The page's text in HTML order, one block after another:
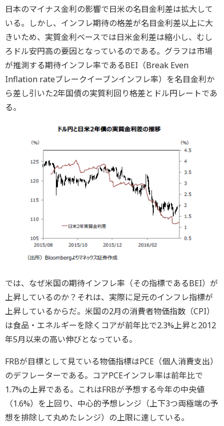
日本のマイナス金利の影響で日米の名目金利差は拡大して
いる。しかし、インフレ期待の格差が名目金利差以上に大
きいため、実質金利ベースでは日米金利差は縮小し、むし
ろドル安円高の要因となっているのである。グラフは市場
が推測する期待インフレ率であるBEI（Break Even
Inflation rateブレークイーブンインフレ率）を名目金利か
ら差し引いた2年国債の実質利回り格差とドル円レートであ
る。
では、なぜ米国の期待インフレ率（その指標であるBEI）が
上昇しているのか？それは、実際に足元のインフレ指標が
上昇しているからだ。米国の2月の消費者物価指数（CPI）
は食品・エネルギーを除くコアが前年比で2.3%上昇と2012
年5月以来の高い伸びとなっている。
FRBが目標として見ている物価指標はPCE（個人消費支出）
のデフレーターである。コアPCEインフレ率は前年比で
1.7%の上昇である。これはFRBが予想する今年の中央値
（1.6%）を上回り、中心的予想レンジ（上下3つ両極端の予
想を排除して丸めたレンジ）の上限に達している。